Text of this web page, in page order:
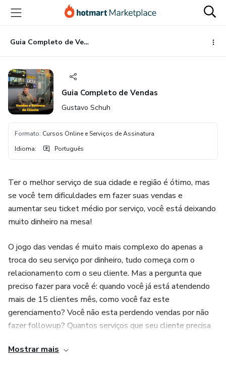
para
conteúdo
principal
para
pagamento
para
rodapé
Guia Completo de Vendas
Guia Completo de Vendas
Gustavo Schuh
Formato: Cursos Online e Serviços de Assinatura
Idioma: Português
Ter o melhor serviço de sua cidade e região é ótimo, mas
se você tem dificuldades em fazer suas vendas e
aumentar seu ticket médio por serviço, você está deixando
muito dinheiro na mesa!
O jogo das vendas é muito mais complexo do apenas a
troca do seu serviço por dinheiro, tudo começa com o
relacionamento com o seu cliente. Mas a pergunta que
preciso fazer para você é: quando você já está atendendo
mais de 15 clientes mês, como você faz este
gerenciamento? Você não esta perdendo vendas por não
fazer followup? Quantos serviços que seu cliente precisa
Mostrar mais